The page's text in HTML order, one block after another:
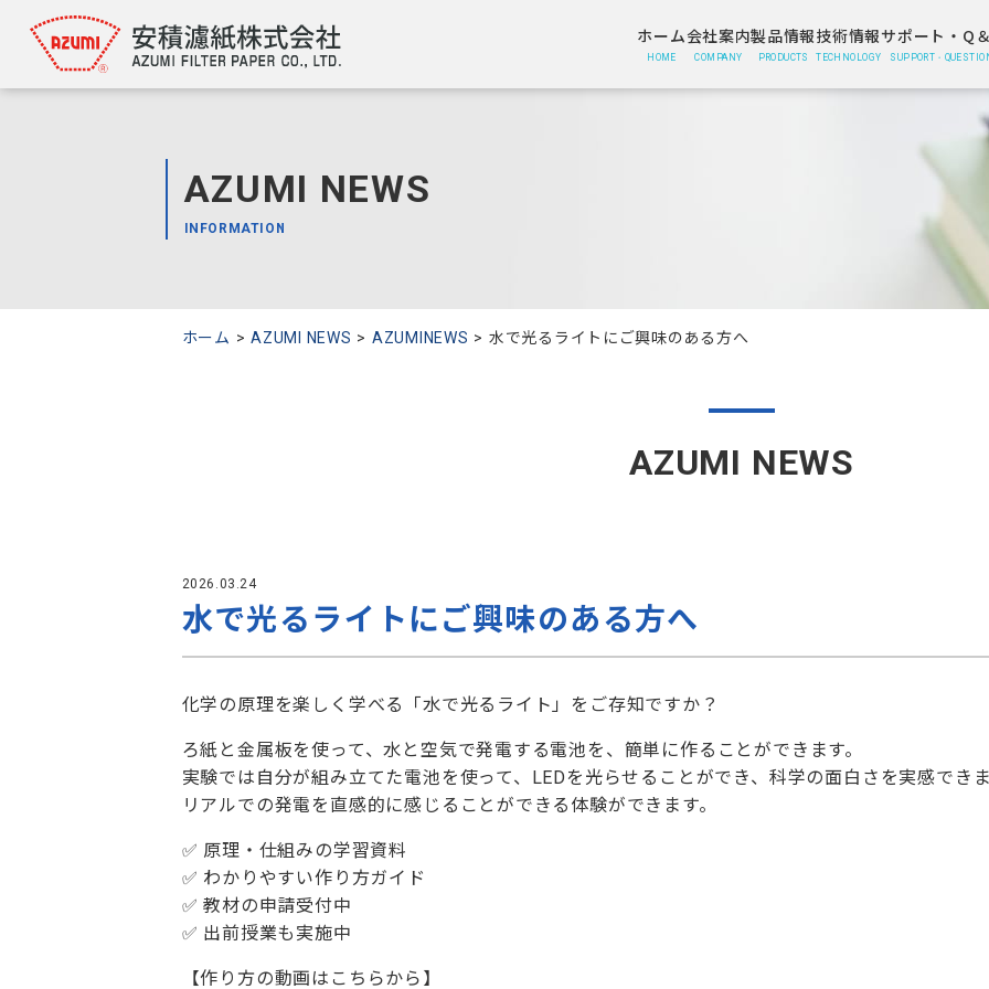
ホーム
HOME
会社案内
COMPANY
製品情報
PRODUCTS
技術情報
TECHNOLOGY
サポート・Q
SUPPORT・
AZUMI NEWS
INFORMATION
ホーム AZUMI NEWS AZUMINEWS 水で光るライトにご興味のある方へ
AZUMI NEWS
2026.03.24
水で光るライトにご興味のある方へ
化学の原理を楽しく学べる「水で光るライト」をご存知ですか？
ろ紙と金属板を使って、水と空気で発電する電池を、簡単に作ることができます。
実験では自分が組み立てた電池を使って、LEDを光らせることができ、科学の面白さを実感でき
リアルでの発電を直感的に感じることができる体験ができます。
✅ 原理・仕組みの学習資料
✅ わかりやすい作り方ガイド
✅ 教材の申請受付中
✅ 出前授業も実施中
【作り方の動画はこちらから】